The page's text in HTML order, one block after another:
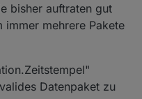
bisher auftraten gut
immer mehrere Pakete
Datenpaket zu